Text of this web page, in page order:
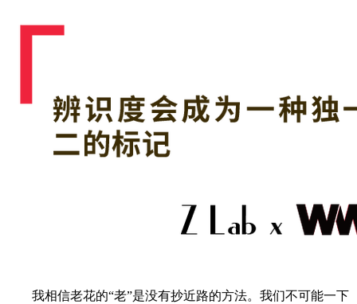
我相信老花的“老”是没有抄近路的方法。我们不可能一下